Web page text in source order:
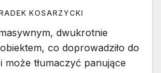
KOSARZYCKI
dwukrotnie
co doprowadziło do
może tłumaczyć panujące